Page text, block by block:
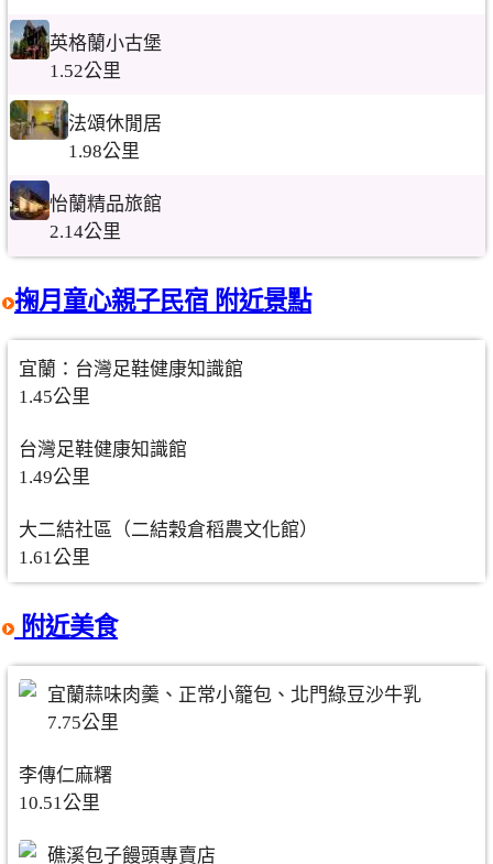
英格蘭小古堡
1.52公里
法頌休閒居
1.98公里
怡蘭精品旅館
2.14公里
掬月童心親子民宿 附近景點
宜蘭：台灣足鞋健康知識館
1.45公里
台灣足鞋健康知識館
1.49公里
大二結社區（二結穀倉稻農文化館）
1.61公里
附近美食
宜蘭蒜味肉羹、正常小籠包、北門綠豆沙牛乳
7.75公里
李傳仁麻糬
10.51公里
礁溪包子饅頭專賣店